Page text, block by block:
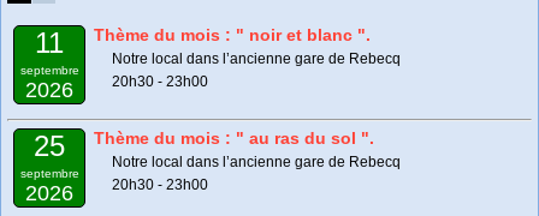
11
septembre
2026
Thème du mois : " noir et blanc ".
Notre local dans l’ancienne gare de Rebecq
20h30 - 23h00
25
septembre
2026
Thème du mois : " au ras du sol ".
Notre local dans l’ancienne gare de Rebecq
20h30 - 23h00